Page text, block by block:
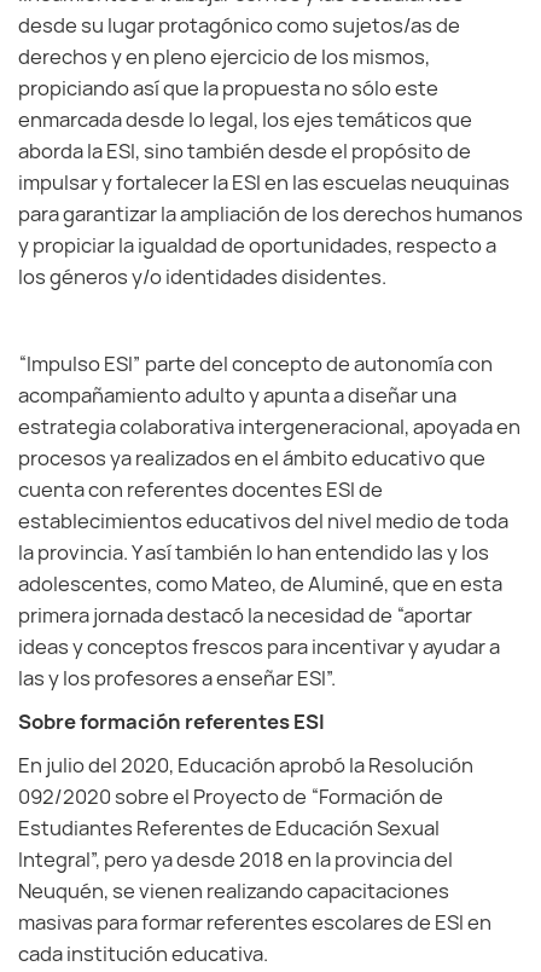
desde su lugar protagónico como sujetos/as de
derechos y en pleno ejercicio de los mismos,
propiciando así que la propuesta no sólo este
enmarcada desde lo legal, los ejes temáticos que
aborda la ESI, sino también desde el propósito de
impulsar y fortalecer la ESI en las escuelas neuquinas
para garantizar la ampliación de los derechos humanos
y propiciar la igualdad de oportunidades, respecto a
los géneros y/o identidades disidentes.
“Impulso ESI” parte del concepto de autonomía con
acompañamiento adulto y apunta a diseñar una
estrategia colaborativa intergeneracional, apoyada en
procesos ya realizados en el ámbito educativo que
cuenta con referentes docentes ESI de
establecimientos educativos del nivel medio de toda
la provincia. Y así también lo han entendido las y los
adolescentes, como Mateo, de Aluminé, que en esta
primera jornada destacó la necesidad de “aportar
ideas y conceptos frescos para incentivar y ayudar a
las y los profesores a enseñar ESI”.
Sobre formación referentes ESI
En julio del 2020, Educación aprobó la Resolución
092/2020 sobre el Proyecto de “Formación de
Estudiantes Referentes de Educación Sexual
Integral”, pero ya desde 2018 en la provincia del
Neuquén, se vienen realizando capacitaciones
masivas para formar referentes escolares de ESI en
cada institución educativa.